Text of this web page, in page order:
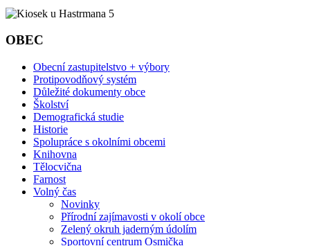
OBEC
Obecní zastupitelstvo + výbory
Protipovodňový systém
Důležité dokumenty obce
Školství
Demografická studie
Historie
Spolupráce s okolními obcemi
Knihovna
Tělocvična
Farnost
Volný čas
Novinky
Přírodní zajímavosti v okolí obce
Zelený okruh jaderným údolím
Sportovní centrum Osmička